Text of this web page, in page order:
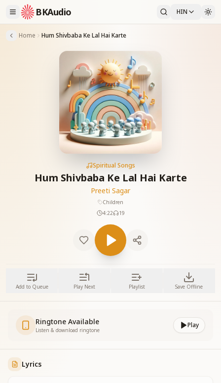
BKAudio HIN
Home Hum Shivbaba Ke Lal Hai Karte
Spiritual Songs
Hum Shivbaba Ke Lal Hai Karte
Preeti Sagar
Children
4:22
19
Add to Queue Play Next Playlist Save Offline
Ringtone Available
Listen & download ringtone
Play
Lyrics